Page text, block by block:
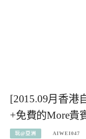
[2015.09月香港
+免費的More貴
玩@亞洲 AIWEI047